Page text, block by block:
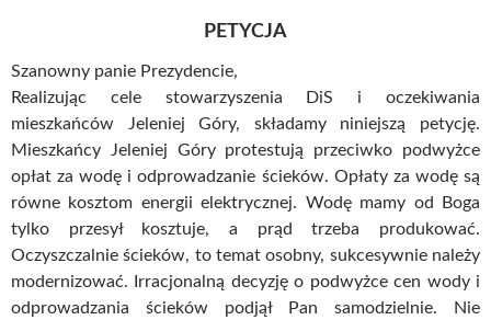
PETYCJA
Szanowny panie Prezydencie,
Realizując cele stowarzyszenia DiS i oczekiwania
mieszkańców Jeleniej Góry, składamy niniejszą petycję.
Mieszkańcy Jeleniej Góry protestują przeciwko podwyżce
opłat za wodę i odprowadzanie ścieków. Opłaty za wodę są
równe kosztom energii elektrycznej. Wodę mamy od Boga
tylko przesył kosztuje, a prąd trzeba produkować.
Oczyszczalnie ścieków, to temat osobny, sukcesywnie należy
modernizować. Irracjonalną decyzję o podwyżce cen wody i
odprowadzania ścieków podjął Pan samodzielnie. Nie